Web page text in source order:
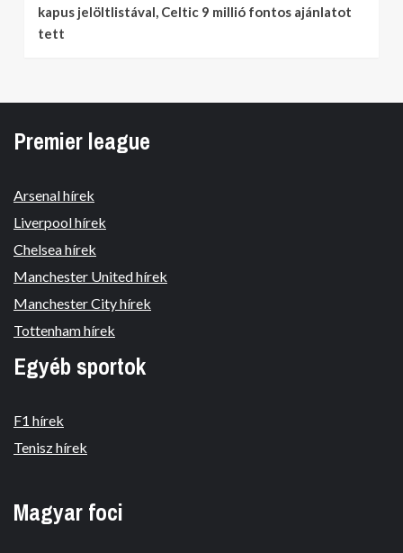
kapus jelöltlistával, Celtic 9 millió fontos ajánlatot
tett
Premier league
Arsenal hírek
Liverpool hírek
Chelsea hírek
Manchester United hírek
Manchester City hírek
Tottenham hírek
Egyéb sportok
F1 hírek
Tenisz hírek
Magyar foci